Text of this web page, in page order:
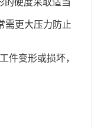
需更大压力防止
件变形或损坏，